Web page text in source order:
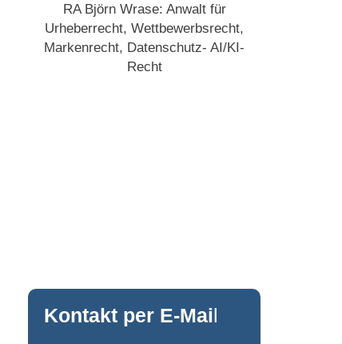
RA Björn Wrase: Anwalt für
Urheberrecht, Wettbewerbsrecht,
Markenrecht, Datenschutz- AI/KI-
Recht
Kontakt per E-Mail